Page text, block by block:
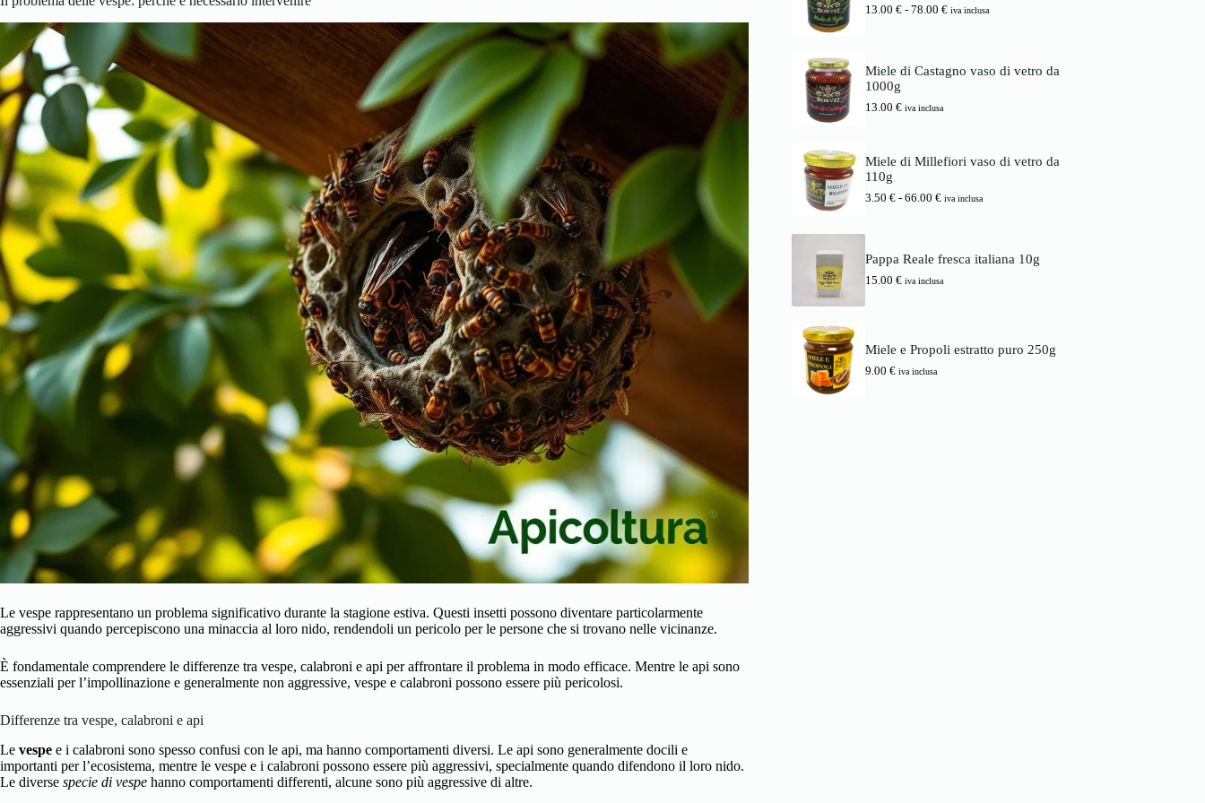
Le vespe rappresentano un problema significativo durante la stagione estiva. Questi insetti possono diventare particolarmente
aggressivi quando percepiscono una minaccia al loro nido, rendendoli un pericolo per le persone che si trovano nelle vicinanze.
È fondamentale comprendere le differenze tra vespe, calabroni e api per affrontare il problema in modo efficace. Mentre le api sono
essenziali per l’impollinazione e generalmente non aggressive, vespe e calabroni possono essere più pericolosi.
Differenze tra vespe, calabroni e api
Le vespe e i calabroni sono spesso confusi con le api, ma hanno comportamenti diversi. Le api sono generalmente docili e
importanti per l’ecosistema, mentre le vespe e i calabroni possono essere più aggressivi, specialmente quando difendono il loro nido.
Le diverse specie di vespe hanno comportamenti differenti, alcune sono più aggressive di altre.
i
e
r
a
a
1
6
.
€
d
e
o
a
3
5
a
6
€
13.00 € - 78.00 €F
i
a
z
o
3
a
iva inclusa
Miele di Castagno vaso di vetro da
1000g
13.00 € iva inclusa
Miele di Millefiori vaso di vetro da
110g
3.50 € - 66.00 €F
i
d
z
iva inclusa
Pappa Reale fresca italiana 10g
15.00 € iva inclusa
Miele e Propoli estratto puro 250g
9.00 € iva inclusa